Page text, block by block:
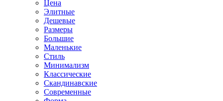
Цена
Элитные
Дешевые
Размеры
Большие
Маленькие
Стиль
Минимализм
Классические
Скандинавские
Современные